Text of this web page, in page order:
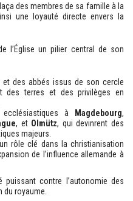
des membres de sa famille à la
une loyauté directe envers la
l’Église un pilier central de son
et des abbés issus de son cercle
des terres et des privilèges en
à Magdebourg,
, et Olmütz, qui devinrent des
majeurs.
rôle clé dans la christianisation
de l’influence allemande à
puissant contre l’autonomie des
royaume.